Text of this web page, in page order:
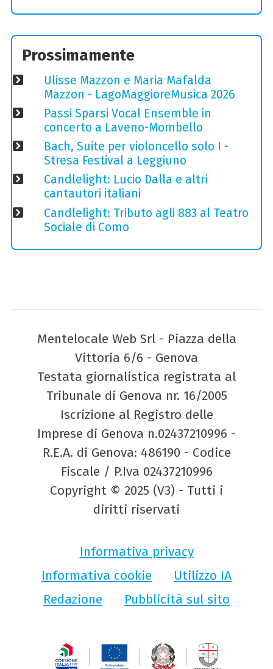
Prossimamente
Ulisse Mazzon e Maria Mafalda
Mazzon - LagoMaggioreMusica 2026
Passi Sparsi Vocal Ensemble in
concerto a Laveno-Mombello
Bach, Suite per violoncello solo I -
Stresa Festival a Leggiuno
Candlelight: Lucio Dalla e altri
cantautori italiani
Candlelight: Tributo agli 883 al Teatro
Sociale di Como
Mentelocale Web Srl - Piazza della
Vittoria 6/6 - Genova
Testata giornalistica registrata al
Tribunale di Genova nr. 16/2005
Iscrizione al Registro delle
Imprese di Genova n.02437210996 -
R.E.A. di Genova: 486190 - Codice
Fiscale / P.Iva 02437210996
Copyright © 2025 (V3) - Tutti i
diritti riservati
Informativa privacy
Informativa cookie
Utilizzo IA
Redazione
Pubblicità sul sito